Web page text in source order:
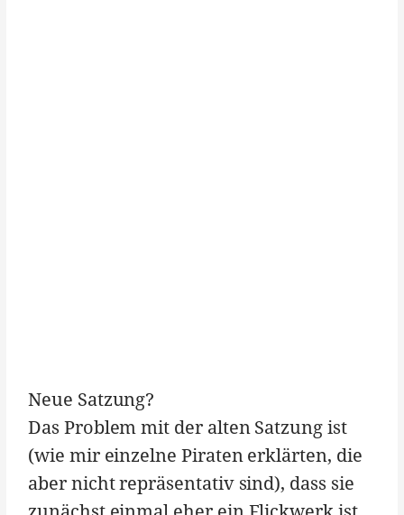
Neue Satzung?
Das Problem mit der alten Satzung ist
(wie mir einzelne Piraten erklärten, die
aber nicht repräsentativ sind), dass sie